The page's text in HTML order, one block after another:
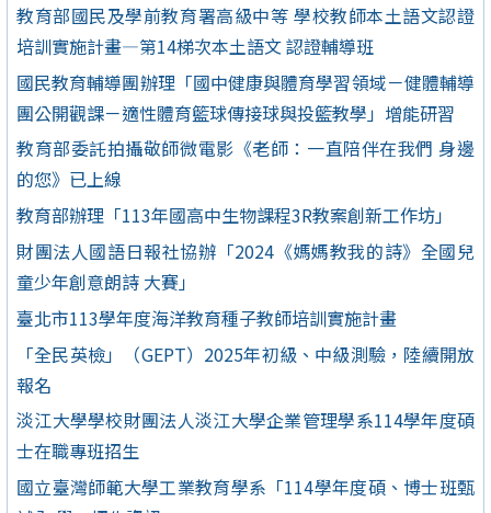
教育部國民及學前教育署高級中等 學校教師本土語文認證
培訓實施計畫—第14梯次本土語文 認證輔導班
國民教育輔導團辦理「國中健康與體育學習領域－健體輔導
團公開觀課－適性體育籃球傳接球與投籃教學」增能研習
教育部委託拍攝敬師微電影《老師：一直陪伴在我們 身邊
的您》已上線
教育部辦理「113年國高中生物課程3R教案創新工作坊」
財團法人國語日報社協辦「2024《媽媽教我的詩》全國兒
童少年創意朗詩 大賽」
臺北市113學年度海洋教育種子教師培訓實施計畫
「全民英檢」（GEPT）2025年初級、中級測驗，陸續開放
報名
淡江大學學校財團法人淡江大學企業管理學系114學年度碩
士在職專班招生
國立臺灣師範大學工業教育學系「114學年度碩、博士班甄